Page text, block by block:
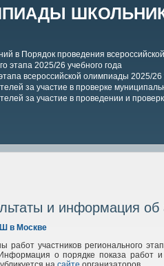
в Порядок проведения
этапа 2025/26 учебного года
всероссийской олимпиады 2025/26
за участие в проверке
за участие в проведении и
и информация
в Москве
работ участников регионального
о порядке показа работ